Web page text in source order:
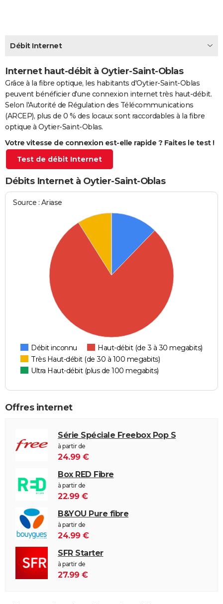
CARTE DE VOEUX
Carte de Noël
Carte Bonne année
Carte Saint-Valentin
Carte Pâques
Carte d'anniversaire
DICTIONNAIRE
PROGRAMME TV
COPAINS D'AVANT
S'inscrire
Se connecter
Lycées
Collèges
Primaires
Universités
Entreprises
Service militaire
Avis de recherche
Bricolage
Lifestyle
Culture
Sport
Auto
Television
Voyage
Cinema
Débit Internet
Internet haut-débit à Oytier-Saint-Oblas
Grâce à la fibre optique, les habitants d'Oytier-Saint-Oblas
peuvent bénéficier d'une connexion internet très haut-débit.
Selon l'Autorité de Régulation des Télécommunications
(ARCEP), plus de 0 % des locaux sont raccordables à la fibre
optique à Oytier-Saint-Oblas.
Votre vitesse de connexion est-elle rapide ? Faites le test !
Test de débit Internet
Débits Internet à Oytier-Saint-Oblas
Source : Ariase
Débit inconnu
Haut-débit (de 3 à 30 megabits)
Très Haut-débit (de 30 à 100 megabits)
Ultra Haut-débit (plus de 100 megabits)
Offres internet
Série Spéciale Freebox Pop S
à partir de
24.99 €
Box RED Fibre
à partir de
22.99 €
B&YOU Pure fibre
à partir de
24.99 €
SFR Starter
à partir de
27.99 €